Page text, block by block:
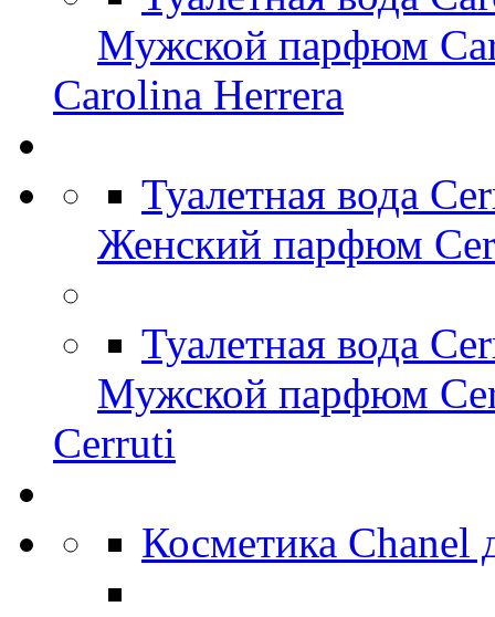
Мужской парфюм
Carolina Herrera
Туалетная вода
Женский парфюм
Туалетная вода
Мужской парфюм
Cerruti
Косметика